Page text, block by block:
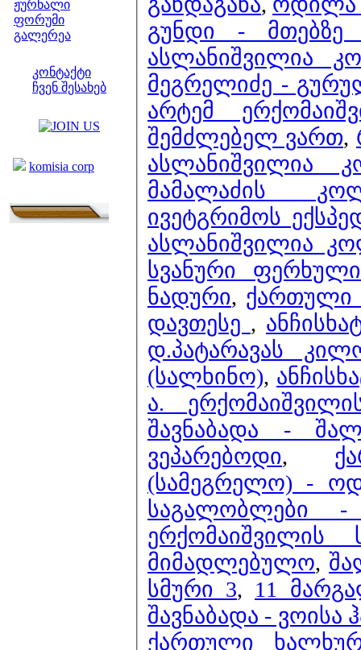
ჟურნალი
ფორუმი
გალერეა
კონტაქტი
ჩვენ შესახებ
komisia corp
გუნდი -
ასლანიშვილია
მეგრელიძე -
არტემ
შემძლებელ ვართ,
ასლანიშვილია
მამალაძის
ივეტგრიმოს
ასლანიშვილია
სვანური ფერხული
ნადური, ქართული
დავთესე ,
დ.პატარავას
(სალხინო),
ა.
შავნაბადა -
ვეპარებოდი,
(სამეგრელო) -
საგალობლები
მიმადლებულო,
სმური 3, 11
შავნაბადა - ვოისა
ქართული